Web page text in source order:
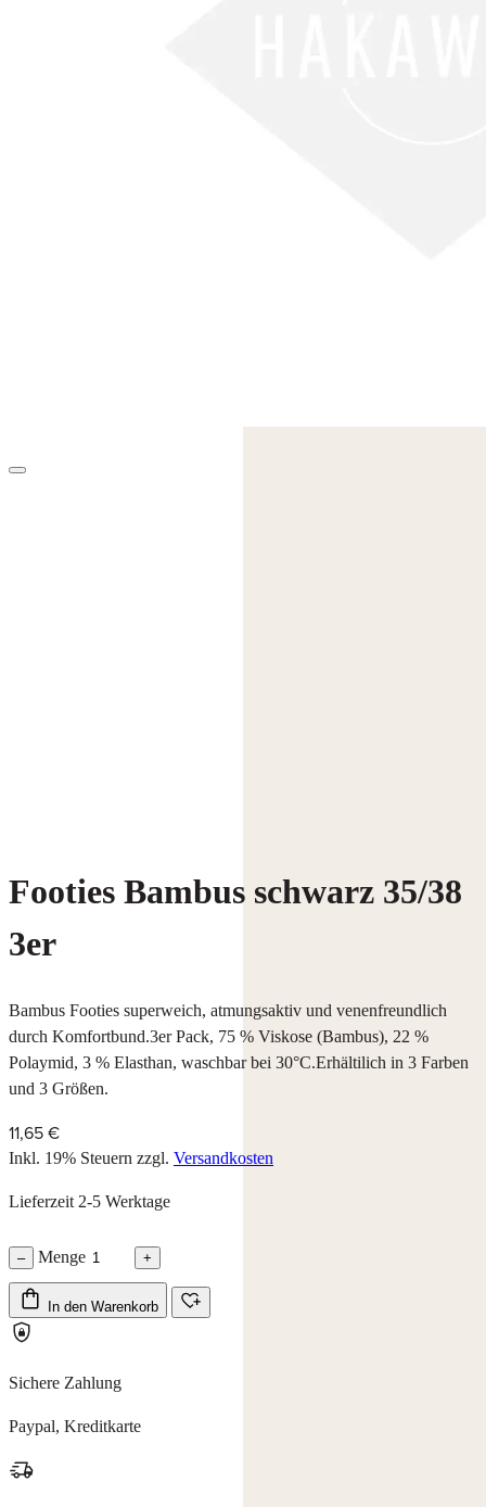
Footies Bambus schwarz 35/38
3er
Bambus Footies superweich, atmungsaktiv und venenfreundlich
durch Komfortbund.3er Pack, 75 % Viskose (Bambus), 22 %
Polaymid, 3 % Elasthan, waschbar bei 30°C.Erhältilich in 3 Farben
und 3 Größen.
11,65 €
Inkl. 19% Steuern zzgl. Versandkosten
Lieferzeit 2-5 Werktage
– Menge +
In den Warenkorb
Sichere Zahlung
Paypal, Kreditkarte